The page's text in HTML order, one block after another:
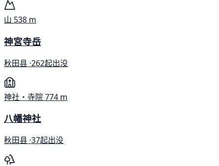
山 538 m
神宮寺岳
秋田县 ·262起出没
神社・寺院774 m
八幡神社
秋田县 ·37起出没